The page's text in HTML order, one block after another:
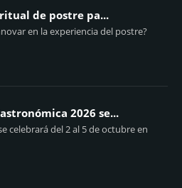
de postre pa...
en la experiencia del postre?
2026 se...
celebrará del 2 al 5 de octubre en